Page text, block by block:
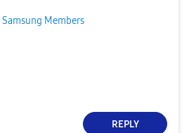
Samsung Members
REPLY